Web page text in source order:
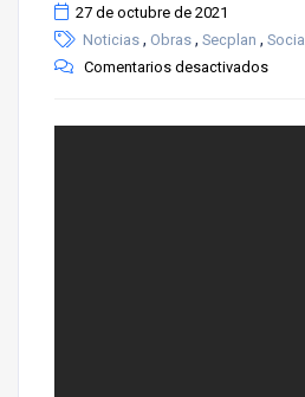
27 de octubre de 2021
Noticias , Obras , Secplan , Social
Comentarios desactivados